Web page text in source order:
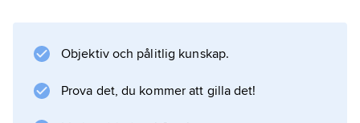
kunna upptäcka sådant liv. En avancerad
civilisation skulle kunna tänkas skicka
Objektiv och pålitlig kunskap.
Prova det, du kommer att gilla det!